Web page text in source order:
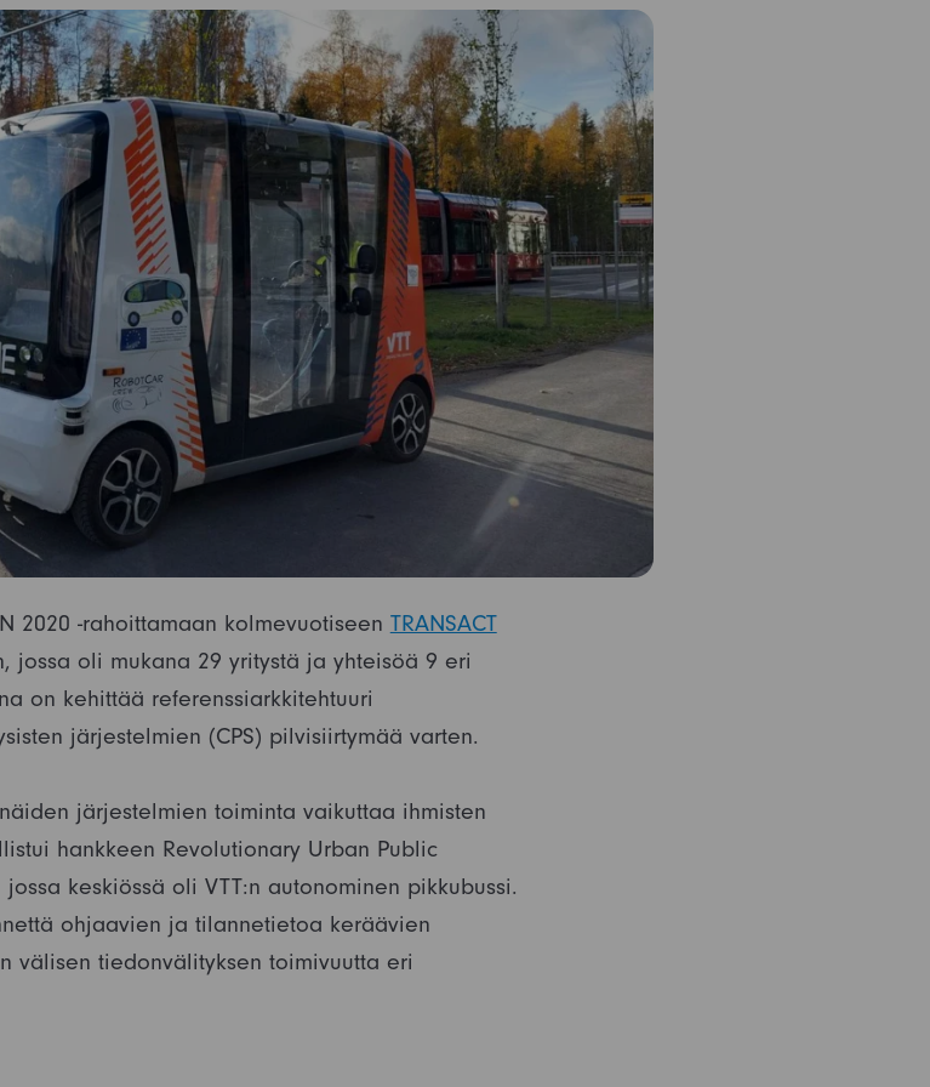
2020 -rahoittamaan kolmevuotiseenTRANSACT
jossa oli mukana 29 yritystä ja yhteisöä 9 eri
on kehittää referenssiarkkitehtuuri
järjestelmien (CPS) pilvisiirtymää varten.
järjestelmien toiminta vaikuttaa ihmisten
hankkeen Revolutionary Urban Public
jossa keskiössä oli VTT:n autonominen pikkubussi.
ohjaavien ja tilannetietoa keräävien
välisen tiedonvälityksen toimivuutta eri